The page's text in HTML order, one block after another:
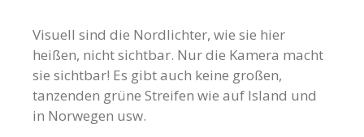
Visuell sind die Nordlichter, wie sie hier
heißen, nicht sichtbar. Nur die Kamera macht
sie sichtbar! Es gibt auch keine großen,
tanzenden grüne Streifen wie auf Island und
in Norwegen usw.